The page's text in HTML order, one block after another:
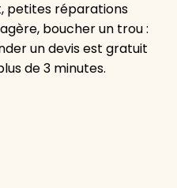
petites réparations
boucher un trou :
un devis est gratuit
de 3 minutes.